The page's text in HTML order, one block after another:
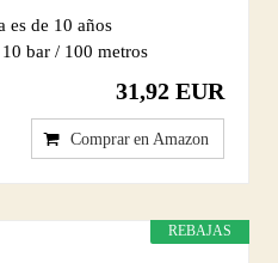
es de 10 años
bar / 100 metros
31,92 EUR
Comprar en Amazon
REBAJAS